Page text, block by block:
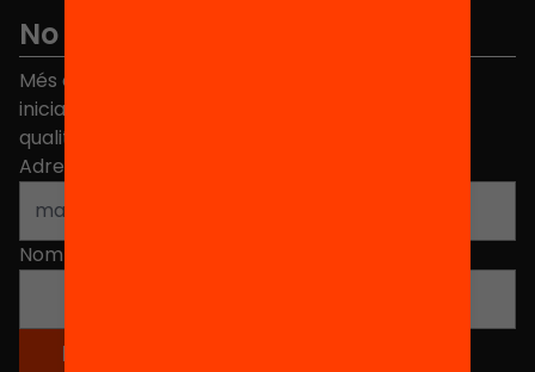
No et perdis res
Més de 40.000 persones ja han triat Equitat. Rep
iniciatives, propostes i projectes per millorar la
qualitat de l'educació a Catalunya.
Adreça electrònica
Nom